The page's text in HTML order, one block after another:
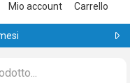
Mio account Carrello